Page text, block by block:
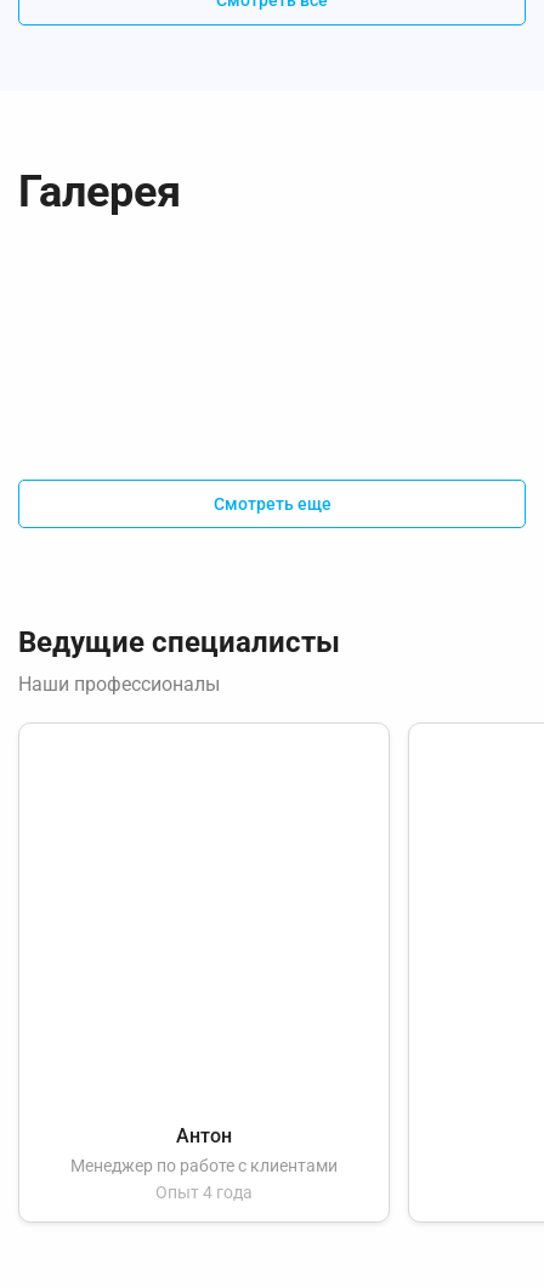
Галерея
Смотреть еще
Ведущие специалисты
Наши профессионалы
Антон
Менеджер по работе с клиентами
Опыт 4 года